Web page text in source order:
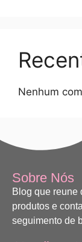
Nenhum
Sobre Nós
Blog que reune
produtos e
seguimento de